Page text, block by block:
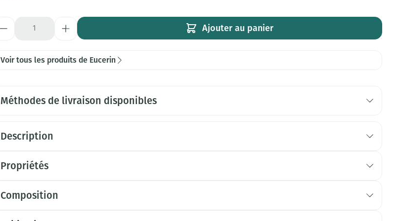
Ajouter au panier
Voir tous les produits de Eucerin
Méthodes de livraison disponibles
Description
Propriétés
Composition